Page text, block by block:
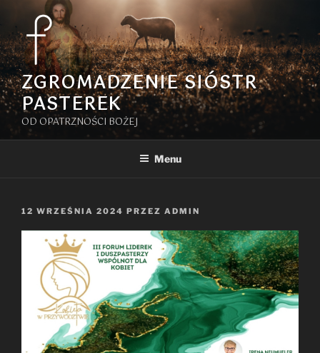
Przejdź
treści
ZGROMADZENIE SIÓSTR
PASTEREK
OD OPATRZNOŚCI BOŻEJ
Menu
OPUBLIKOWANE
12 WRZEŚNIA 2024 PRZEZ ADMIN